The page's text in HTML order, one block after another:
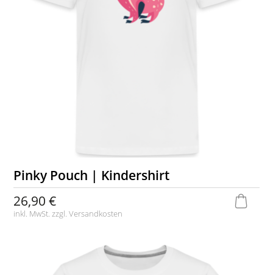
Pinky Pouch | Kindershirt
26,90 €
inkl. MwSt. zzgl.Versandkosten